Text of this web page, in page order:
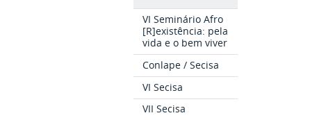
VI Seminário Afro
[R]existência: pela
vida e o bem viver
Conlape / Secisa
VI Secisa
VII Secisa